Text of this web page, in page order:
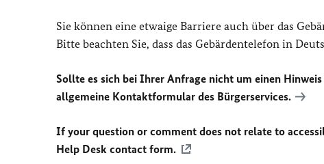
Sie können eine etwaige Barriere auch über das
Bitte beachten Sie, dass das Gebärdentelefon in
Sollte es sich bei Ihrer Anfrage nicht um einen
allgemeine Kontaktformular des Bürgerservices.
If your question or comment does not relate to
Help Desk contact form.